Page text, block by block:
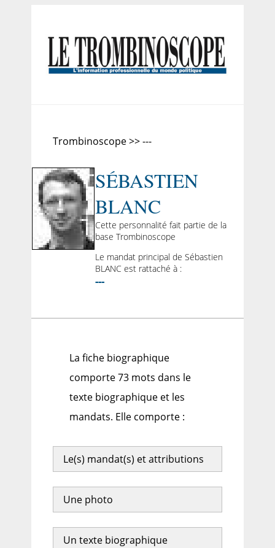
Trombinoscope >> ---
SÉBASTIEN
BLANC
Cette personnalité fait partie de la
base Trombinoscope
Le mandat principal de Sébastien
BLANC est rattaché à :
---
La fiche biographique
comporte 73 mots dans le
texte biographique et les
mandats. Elle comporte :
Le(s) mandat(s) et attributions
Une photo
Un texte biographique